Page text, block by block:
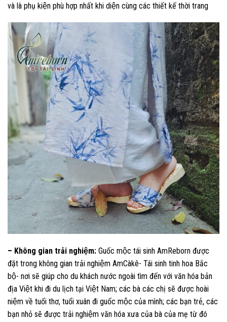
và là phụ kiện phù hợp nhất khi diện cùng các thiết kế thời trang
– Không gian trải nghiệm: Guốc mộc tái sinh AmReborn được
đặt trong không gian trải nghiệm AmCàkê- Tái sinh tinh hoa Bắc
bộ- nơi sẽ giúp cho du khách nước ngoài tìm đến với văn hóa bản
địa Việt khi đi du lịch tại Việt Nam; các bà các chị sẽ được hoài
niệm về tuổi thơ, tuổi xuân đi guốc mộc của mình; các bạn trẻ, các
bạn nhỏ sẽ được trải nghiệm văn hóa xưa của bà của mẹ từ đó